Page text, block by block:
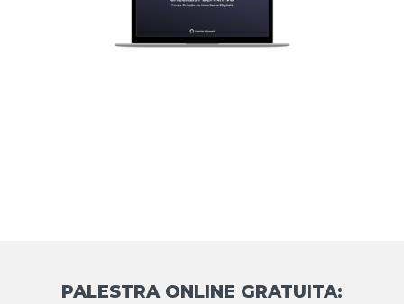
PALESTRA ONLINE GRATUITA: